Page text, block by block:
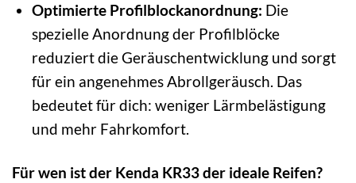
Optimierte Profilblockanordnung: Die
spezielle Anordnung der Profilblöcke
reduziert die Geräuschentwicklung und sorgt
für ein angenehmes Abrollgeräusch. Das
bedeutet für dich: weniger Lärmbelästigung
und mehr Fahrkomfort.
Für wen ist der Kenda KR33 der ideale Reifen?